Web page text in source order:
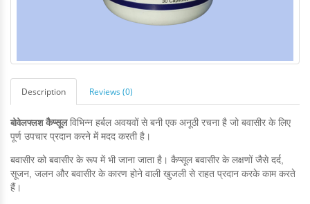
Description Reviews (0)
बोवेलफ्लश कैप्सूल विभिन्न हर्बल अवयवों से बनी एक अनूठी रचना है जो बवासीर के लिए
पूर्ण उपचार प्रदान करने में मदद करती है।
बवासीर को बवासीर के रूप में भी जाना जाता है। कैप्सूल बवासीर के लक्षणों जैसे दर्द,
सूजन, जलन और बवासीर के कारण होने वाली खुजली से राहत प्रदान करके काम करते
हैं।